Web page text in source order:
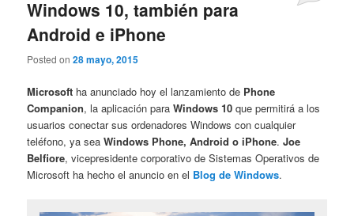
Windows 10, también para
Android e iPhone
Posted on28 mayo, 2015
Microsoft ha anunciado hoy el lanzamiento de Phone
Companion, la aplicación paraWindows 10 que permitirá a los
usuarios conectar sus ordenadores Windows con cualquier
teléfono, ya seaWindows Phone, Android o iPhone.Joe
Belfiore, vicepresidente corporativo de Sistemas Operativos de
Microsoft ha hecho el anuncio en el Blog de Windows.